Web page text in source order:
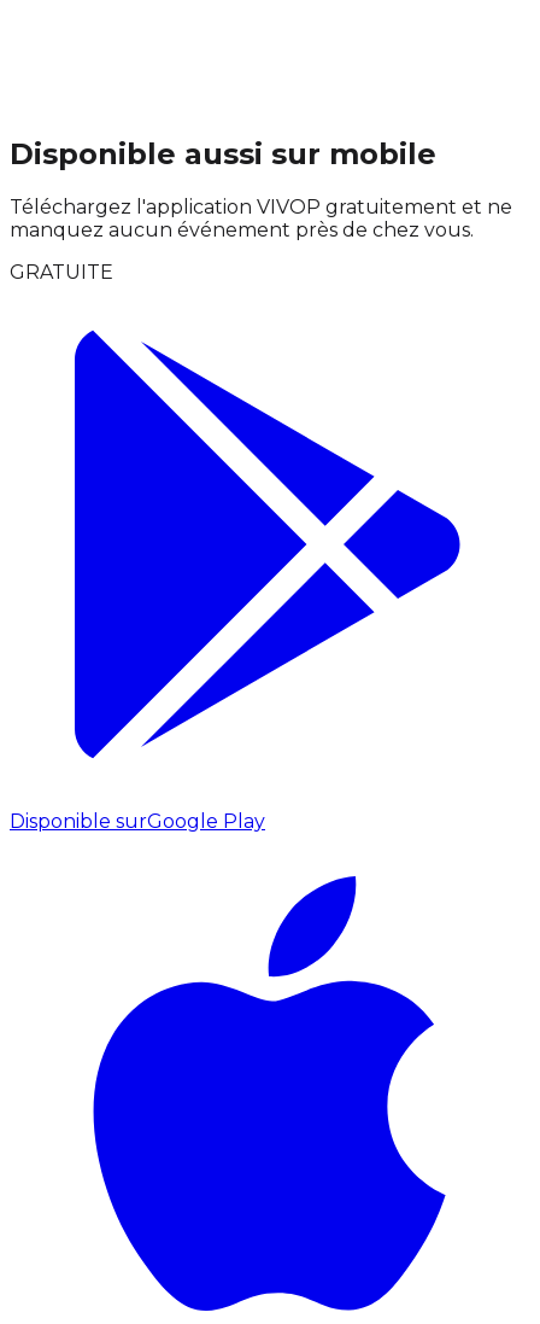
Disponible aussi sur mobile
Téléchargez l'application VIVOP gratuitement et ne
manquez aucun événement près de chez vous.
GRATUITE
Disponible surGoogle Play